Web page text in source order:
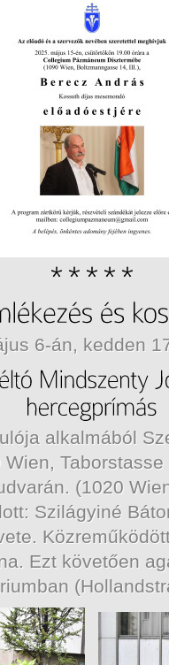
6-án, kedden
alkalmából
(1020
Szilágyiné
Ezt követően